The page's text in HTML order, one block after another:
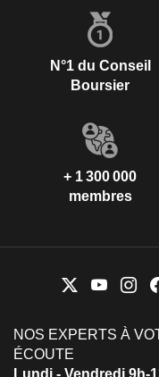
N°1 du Conseil
Boursier
+ 1 300 000
membres
NOS EXPERTS À
ÉCOUTE
Lundi - Vendredi 9h-